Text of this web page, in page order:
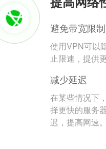
避免带宽限制
使用VPN可以
止限速，提供
减少延迟
在某些情况下
择更快的服务
迟，提高网速。